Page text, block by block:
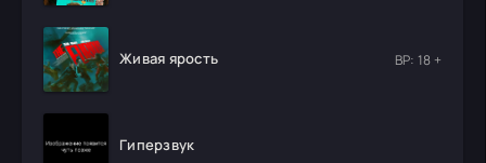
Живая ярость ВР: 18 +
Гиперзвук